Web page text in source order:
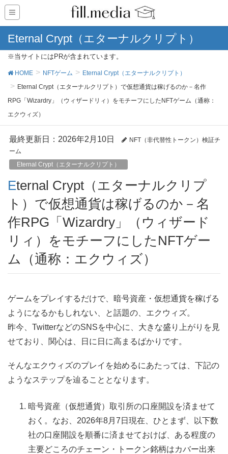
Eternal Crypt（エターナルクリプト）
※当サイトにはPRが含まれています。
HOME NFTゲーム
Eternal Crypt（エターナルクリプト）
Eternal Crypt（エターナルクリプト）で仮想通貨は稼げるのか－名作
RPG「Wizardry」（ウィザードリィ）をモチーフにしたNFTゲーム（通称：
エクウィズ）
最終更新日：2026年2月10日
NFT（非代替性トークン）検証チ
ーム
Eternal Crypt（エターナルクリプト）
Eternal Crypt（エターナルクリプ
ト）で仮想通貨は稼げるのか－名
作RPG「Wizardry」（ウィザード
リィ）をモチーフにしたNFTゲー
ム（通称：エクウィズ）
ゲームをプレイするだけで、暗号資産・仮想通貨を稼げる
ようになるかもしれない、と話題の、エクウィズ。
昨今、TwitterなどのSNSを中心に、大きな盛り上がりを見
せており、関心は、日に日に高まるばかりです。
そんなエクウィズのプレイを始めるにあたっては、下記の
ようなステップを辿ることとなります。
暗号資産（仮想通貨）取引所の口座開設を済ませて
おく。なお、2026年8月7日現在、ひとまず、以下数
社の口座開設を順番に済ませておけば、ある程度の
主要どころのチェーン・トークン銘柄はカバー出来